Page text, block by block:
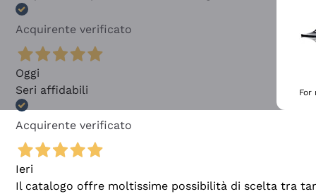
Acquirente verificato
Oggi
Seri affidabili
Acquirente verificato
Ieri
Il catalogo offre moltissime possibilità di scelta tra
For